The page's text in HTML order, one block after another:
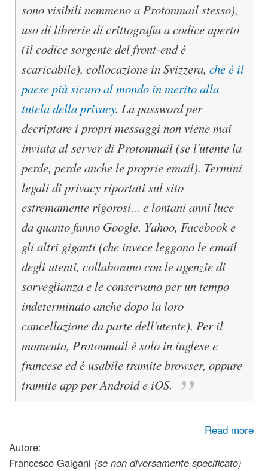
sono visibili nemmeno a Protonmail stesso),
uso di librerie di crittografia a codice aperto
(il codice sorgente del front-end è
scaricabile), collocazione in Svizzera, che è il
paese più sicuro al mondo in merito alla
tutela della privacy. La password per
decriptare i propri messaggi non viene mai
inviata al server di Protonmail (se l'utente la
perde, perde anche le proprie email). Termini
legali di privacy riportati sul sito
estremamente rigorosi... e lontani anni luce
da quanto fanno Google, Yahoo, Facebook e
gli altri giganti (che invece leggono le email
degli utenti, collaborano con le agenzie di
sorveglianza e le conservano per un tempo
indeterminato anche dopo la loro
cancellazione da parte dell'utente). Per il
momento, Protonmail è solo in inglese e
francese ed è usabile tramite browser, oppure
tramite app per Android e iOS.
Read more
about Inviare con semplicità, da pc e smartphone, email
private e crittografate (grazie al progetto del CERN di
Ginevra ProtonMail)
Autore:
Francesco Galgani (se non diversamente specificato)